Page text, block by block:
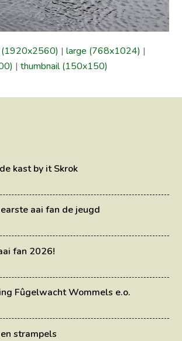
|large (768x1024) |
|thumbnail (150x150)
kast by it Skrok
aai fan de jeugd
fan 2026!
Fûgelwacht Wommels e.o.
strampels